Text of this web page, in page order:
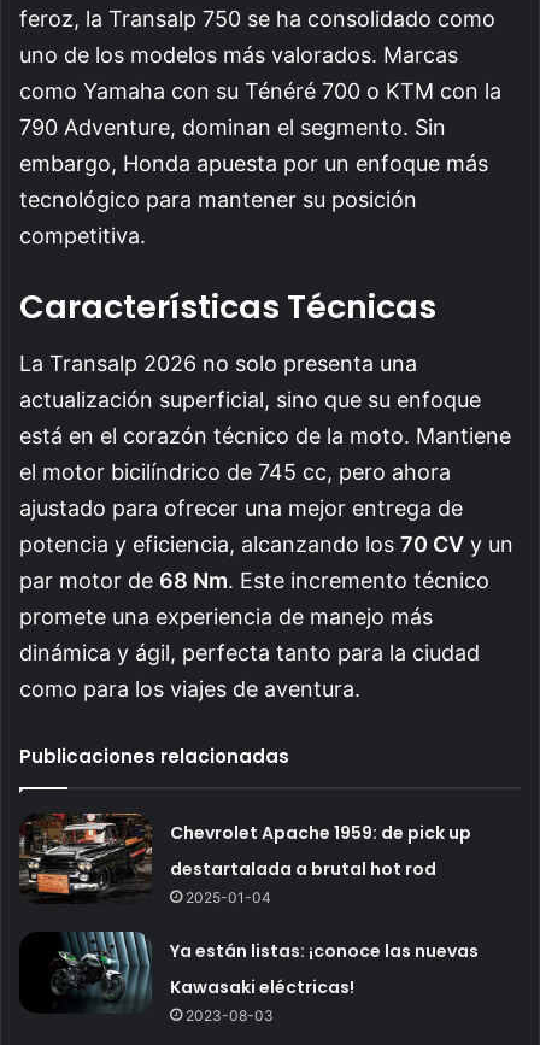
feroz, la Transalp 750 se ha consolidado como
uno de los modelos más valorados. Marcas
como Yamaha con su Ténéré 700 o KTM con la
790 Adventure, dominan el segmento. Sin
embargo, Honda apuesta por un enfoque más
tecnológico para mantener su posición
competitiva.
Características Técnicas
La Transalp 2026 no solo presenta una
actualización superficial, sino que su enfoque
está en el corazón técnico de la moto. Mantiene
el motor bicilíndrico de 745 cc, pero ahora
ajustado para ofrecer una mejor entrega de
potencia y eficiencia, alcanzando los 70 CV y un
par motor de 68 Nm. Este incremento técnico
promete una experiencia de manejo más
dinámica y ágil, perfecta tanto para la ciudad
como para los viajes de aventura.
Publicaciones relacionadas
Chevrolet Apache 1959: de pick up
destartalada a brutal hot rod
2025-01-04
Ya están listas: ¡conoce las nuevas
Kawasaki eléctricas!
2023-08-03